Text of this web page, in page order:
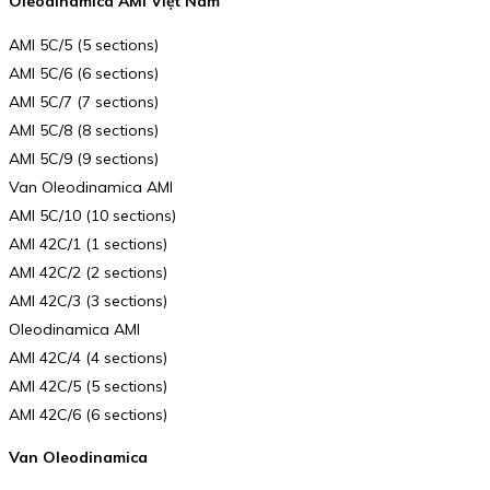
AMI 5C/5 (5 sections)
AMI 5C/6 (6 sections)
AMI 5C/7 (7 sections)
AMI 5C/8 (8 sections)
AMI 5C/9 (9 sections)
Van Oleodinamica AMI
AMI 5C/10 (10 sections)
AMI 42C/1 (1 sections)
AMI 42C/2 (2 sections)
AMI 42C/3 (3 sections)
Oleodinamica AMI
AMI 42C/4 (4 sections)
AMI 42C/5 (5 sections)
AMI 42C/6 (6 sections)
Van Oleodinamica